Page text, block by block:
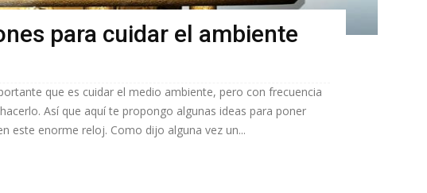
para cuidar el ambiente
que es cuidar el medio ambiente, pero con frecuencia
Así que aquí te propongo algunas ideas para poner
este enorme reloj. Como dijo alguna vez un...